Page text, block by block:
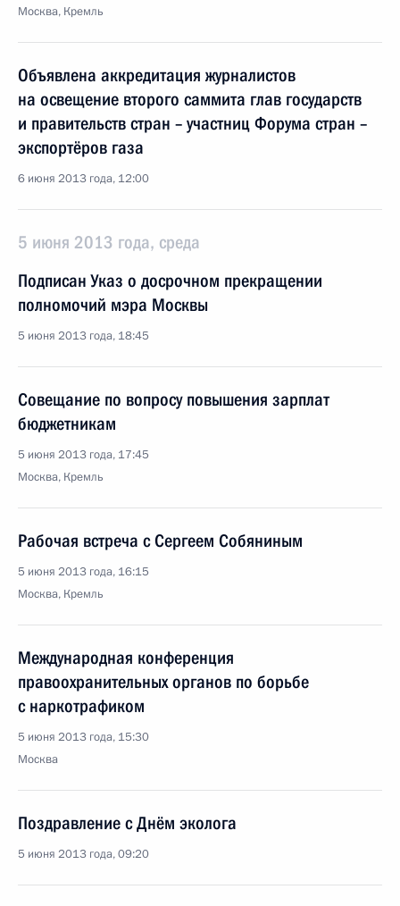
Москва, Кремль
Объявлена аккредитация журналистов
на освещение второго саммита глав государств
и правительств стран – участниц Форума стран –
экспортёров газа
6 июня 2013 года, 12:00
5 июня 2013 года, среда
Подписан Указ о досрочном прекращении
полномочий мэра Москвы
5 июня 2013 года, 18:45
Совещание по вопросу повышения зарплат
бюджетникам
5 июня 2013 года, 17:45
Москва, Кремль
Рабочая встреча с Сергеем Собяниным
5 июня 2013 года, 16:15
Москва, Кремль
Международная конференция
правоохранительных органов по борьбе
с наркотрафиком
5 июня 2013 года, 15:30
Москва
Поздравление с Днём эколога
5 июня 2013 года, 09:20